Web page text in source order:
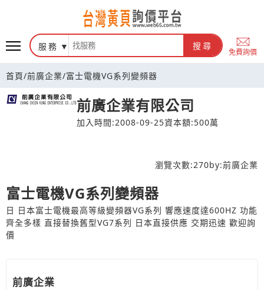
台灣黃頁詢價平台
服務 搜尋
免費詢價
首頁/前廣企業/富士電機VG系列變頻器
前廣企業有限公司
加入時間:2008-09-25資本額:500萬
瀏覽次數:270by:前廣企業
富士電機VG系列變頻器
日 日本富士電機最高等級變頻器VG系列 響應速度達600HZ 功能
齊全多樣 直接替換舊型VG7系列 日本直接供應 交期迅速 歡迎詢
價
前廣企業